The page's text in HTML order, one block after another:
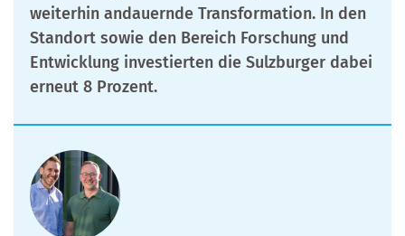
weiterhin andauernde Transformation. In den
Standort sowie den Bereich Forschung und
Entwicklung investierten die Sulzburger dabei
erneut 8 Prozent.